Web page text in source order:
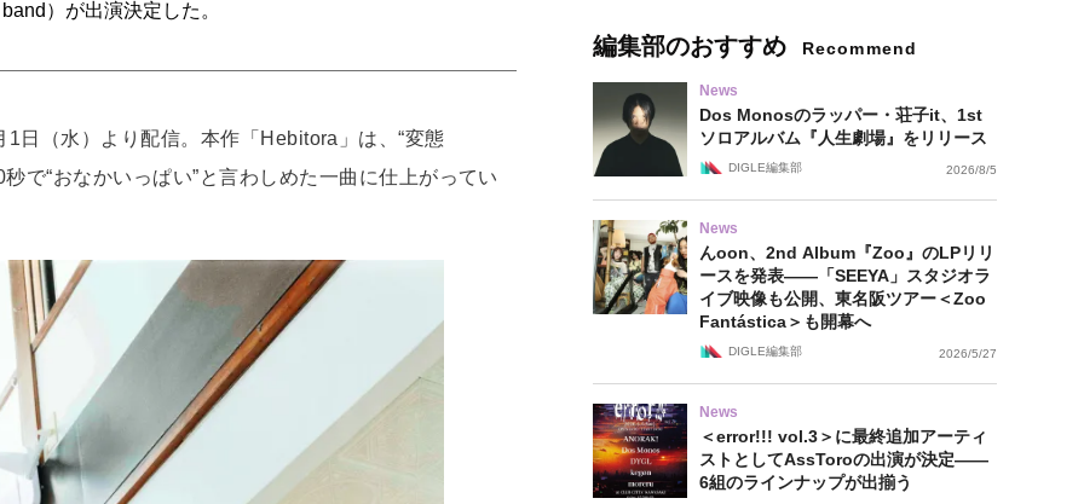
）が出演決定した。
日（水）より配信。本作「Hebitora」は、“変態
で“おなかいっぱい”と言わしめた一曲に仕上がってい
編集部のおすすめ Recommend
News
Dos Monosのラッパー・荘子it、1st
ソロアルバム『人生劇場』をリリース
DIGLE編集部 2026/8/5
News
んoon、2nd Album『Zoo』のLPリリ
ースを発表——「SEEYA」スタジオラ
イブ映像も公開、東名阪ツアー＜Zoo
Fantástica＞も開幕へ
DIGLE編集部 2026/5/27
News
＜error!!! vol.3＞に最終追加アーティ
ストとしてAssToroの出演が決定——
6組のラインナップが出揃う